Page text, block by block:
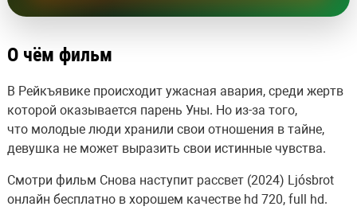
О чём фильм
В Рейкъявике происходит ужасная авария, среди жертв
которой оказывается парень Уны. Но из-за того,
что молодые люди хранили свои отношения в тайне,
девушка не может выразить свои истинные чувства.
Смотри фильм Снова наступит рассвет (2024) Ljósbrot
онлайн бесплатно в хорошем качестве hd 720, full hd.